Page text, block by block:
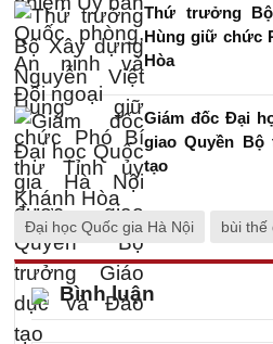
Thứ trưởng
Hùng giữ chức
Hòa
Giám đốc Đại
giao Quyền
tạo
Đại học Quốc gia Hà Nội bùi thế
Bình luận